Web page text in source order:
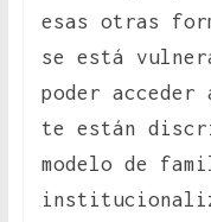
esas otras
se está
poder acceder
te están
modelo de